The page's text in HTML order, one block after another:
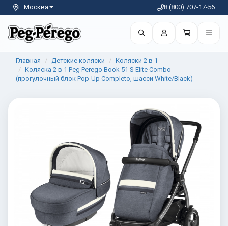
г. Москва 8 (800) 707-17-56
Главная Детские коляски
Коляски 2 в 1
Коляска 2 в 1 Peg Perego Book 51 S Elite Combo
(прогулочный блок Pop-Up Completo, шасси White/Black)